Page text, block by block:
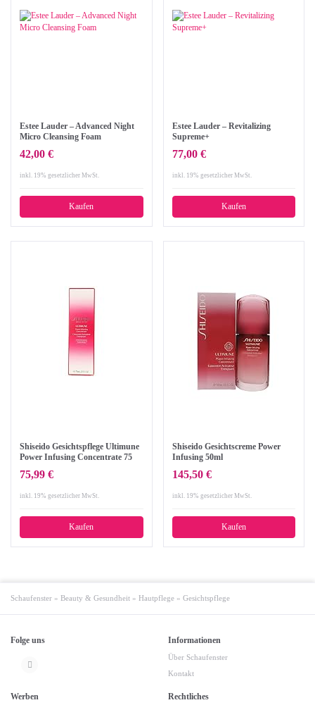
Estee Lauder – Advanced Night
Micro Cleansing Foam
42,00 €
inkl. 19% gesetzlicher MwSt.
Kaufen
Estee Lauder – Revitalizing
Supreme+
77,00 €
inkl. 19% gesetzlicher MwSt.
Kaufen
Shiseido Gesichtspflege Ultimune
Power Infusing Concentrate 75
75,99 €
inkl. 19% gesetzlicher MwSt.
Kaufen
Shiseido Gesichtscreme Power
Infusing 50ml
145,50 €
inkl. 19% gesetzlicher MwSt.
Kaufen
Schaufenster » Beauty & Gesundheit » Hautpflege » Gesichtspflege
Folge uns Informationen
Über Schaufenster
Kontakt
Werben Rechtliches